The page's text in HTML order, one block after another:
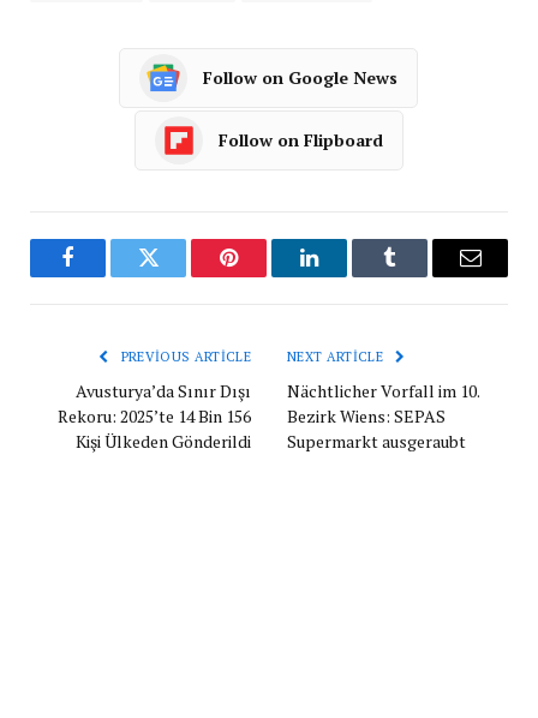
Follow on Google News
Follow on Flipboard
FacebookTwitter Pinterest LinkedInTumblr Email
PREVIOUS ARTICLE
Avusturya’da Sınır Dışı
Rekoru: 2025’te 14 Bin 156
Kişi Ülkeden Gönderildi
NEXT ARTICLE
Nächtlicher Vorfall im 10.
Bezirk Wiens: SEPAS
Supermarkt ausgeraubt